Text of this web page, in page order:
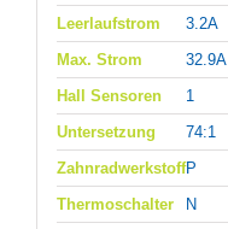
Leerlaufstrom
3.2A
Max. Strom
32.9A
Hall Sensoren
1
Untersetzung
74:1
ZahnradwerkstoffP
Thermoschalter
N